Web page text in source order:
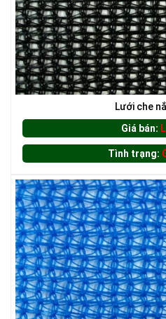
LƯỚI HÀNG RÀO
LƯỚI CHE
LƯỚI CHẮN
Lưới che
Giá bán:
Tình trạng: